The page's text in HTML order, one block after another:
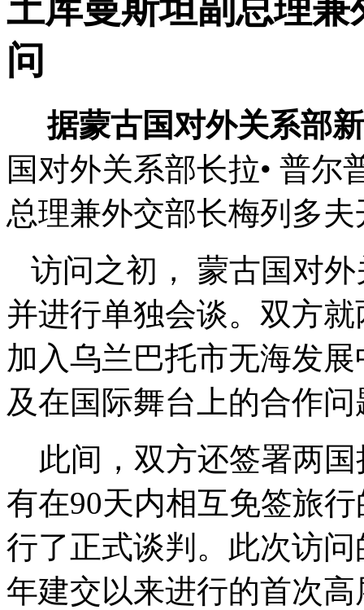
土库曼斯坦副总理
问
据蒙古国对外关系部
国对外关系部长拉• 普尔
总理兼外交部长梅列多
访问之初， 蒙古国对
并进行单独会谈。双方
加入乌兰巴托市无海发
及在国际舞台上的合作
此间，双方还签署两国
有在90天内相互免签旅
行了正式谈判。此次访
年建交以来进行的首次